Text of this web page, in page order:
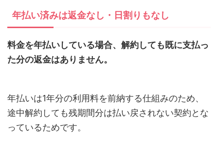
年払い済みは返金なし・日割りもなし
料金を年払いしている場合、解約しても既に支払っ
た分の返金はありません。
年払いは1年分の利用料を前納する仕組みのため、
途中解約しても残期間分は払い戻されない契約とな
っているためです。